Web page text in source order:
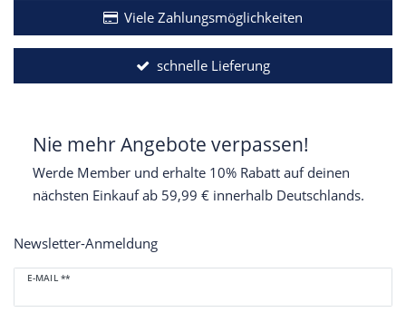
Viele Zahlungsmöglichkeiten
schnelle Lieferung
Nie mehr Angebote verpassen!
Werde Member und erhalte 10% Rabatt auf deinen
nächsten Einkauf ab 59,99 € innerhalb Deutschlands.
Newsletter-Anmeldung
E-MAIL **
Newsletter
Honig